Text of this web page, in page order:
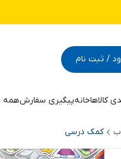
/ ثبت نام
کالاهاخانهپیگیری سفارشهمه
کمک درسی